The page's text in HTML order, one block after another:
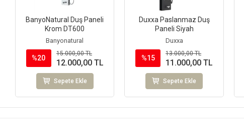
BanyoNatural Duş Paneli
Krom DT600
Banyonatural
%20
15.000,00 TL
12.000,00 TL
Sepete Ekle
Duxxa Paslanmaz Duş
Paneli Siyah
Duxxa
%15
13.000,00 TL
11.000,00 TL
Sepete Ekle